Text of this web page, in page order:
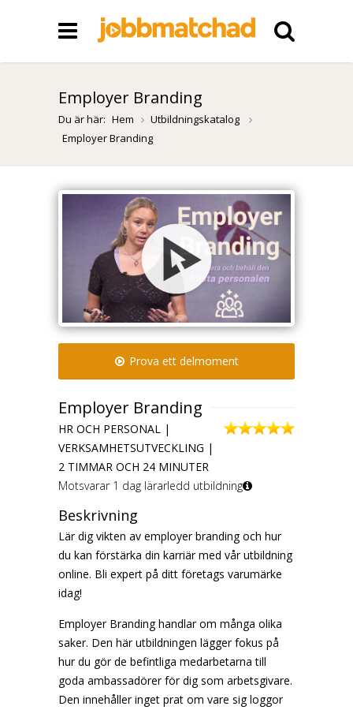
Employer Branding
Du är här: Hem
Utbildningskatalog
Employer Branding
Prova ett delmoment
Employer Branding
HR OCH PERSONAL |
VERKSAMHETSUTVECKLING |
2 TIMMAR OCH 24 MINUTER
Motsvarar 1 dag lärarledd utbildning
Beskrivning
Lär dig vikten av employer branding och hur
du kan förstärka din karriär med vår utbildning
online. Bli expert på ditt företags varumärke
idag!
Employer Branding handlar om många olika
saker. Den här utbildningen lägger fokus på
hur du gör de befintliga medarbetarna till
goda ambassadörer för dig som arbetsgivare.
Den innehåller inget prat om vare sig loggor